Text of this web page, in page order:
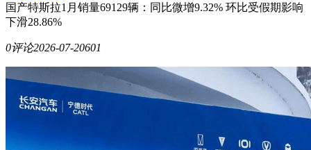
国产特斯拉1月销量69129辆：同比微增9.32% 环比受假期影响
下滑28.86%
0评论2026-07-20601